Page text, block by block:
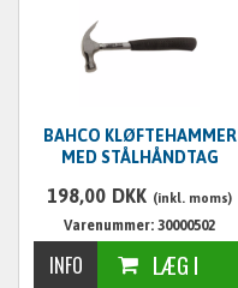
BAHCO KLØFTEHAMMER
MED STÅLHÅNDTAG
198,00 DKK (inkl. moms)
Varenummer: 30000502